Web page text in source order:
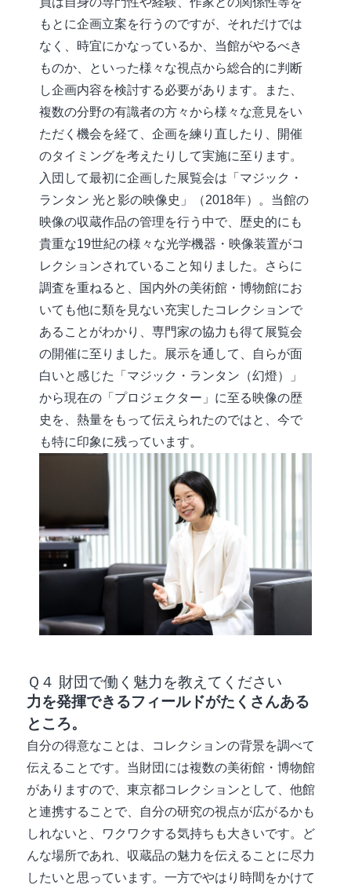
もとに企画立案を行うのですが、それだけでは
なく、時宜にかなっているか、当館がやるべき
ものか、といった様々な視点から総合的に判断
し企画内容を検討する必要があります。また、
複数の分野の有識者の方々から様々な意見をい
ただく機会を経て、企画を練り直したり、開催
のタイミングを考えたりして実施に至ります。
入団して最初に企画した展覧会は「マジック・
ランタン 光と影の映像史」（2018年）。当館の
映像の収蔵作品の管理を行う中で、歴史的にも
貴重な19世紀の様々な光学機器・映像装置がコ
レクションされていること知りました。さらに
調査を重ねると、国内外の美術館・博物館にお
いても他に類を見ない充実したコレクションで
あることがわかり、専門家の協力も得て展覧会
の開催に至りました。展示を通して、自らが面
白いと感じた「マジック・ランタン（幻燈）」
から現在の「プロジェクター」に至る映像の歴
史を、熱量をもって伝えられたのではと、今で
も特に印象に残っています。
Ｑ４ 財団で働く魅力を教えてください
力を発揮できるフィールドがたくさんある
ところ。
自分の得意なことは、コレクションの背景を調べて
伝えることです。当財団には複数の美術館・博物館
がありますので、東京都コレクションとして、他館
と連携することで、自分の研究の視点が広がるかも
しれないと、ワクワクする気持ちも大きいです。ど
んな場所であれ、収蔵品の魅力を伝えることに尽力
したいと思っています。一方でやはり時間をかけて